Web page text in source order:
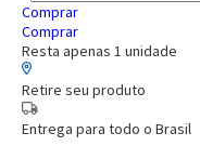
Comprar
Comprar
Resta apenas 1 unidade
Retire seu produto
Entrega para todo o Brasil